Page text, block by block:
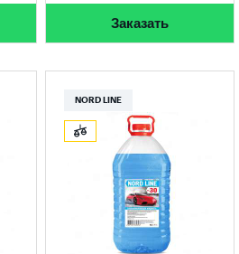
Заказать
NORD LINE